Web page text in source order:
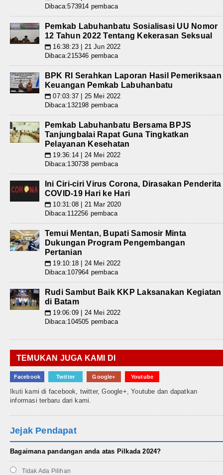
Dibaca:573914 pembaca
Pemkab Labuhanbatu Sosialisasi UU Nomor
12 Tahun 2022 Tentang Kekerasan Seksual
📅 16:38:23 | 21 Jun 2022
Dibaca:215346 pembaca
BPK RI Serahkan Laporan Hasil Pemeriksaan
Keuangan Pemkab Labuhanbatu
📅 07:03:37 | 25 Mei 2022
Dibaca:132198 pembaca
Pemkab Labuhanbatu Bersama BPJS
Tanjungbalai Rapat Guna Tingkatkan
Pelayanan Kesehatan
📅 19:36:14 | 24 Mei 2022
Dibaca:130738 pembaca
Ini Ciri-ciri Virus Corona, Dirasakan Penderita
COVID-19 Hari ke Hari
📅 10:31:08 | 21 Mar 2020
Dibaca:112256 pembaca
Temui Mentan, Bupati Samosir Minta
Dukungan Program Pengembangan
Pertanian
📅 19:10:18 | 24 Mei 2022
Dibaca:107964 pembaca
Rudi Sambut Baik KKP Laksanakan Kegiatan
di Batam
📅 19:06:09 | 24 Mei 2022
Dibaca:104505 pembaca
TEMUKAN JUGA KAMI DI
Facebook Twitter Google+ Youtube
Ikuti kami di facebook, twitter, Google+, Youtube dan dapatkan
informasi terbaru dari kami.
Jejak Pendapat
Bagaimana pandangan anda atas Pilkada 2024?
Tidak Ada Pilihan